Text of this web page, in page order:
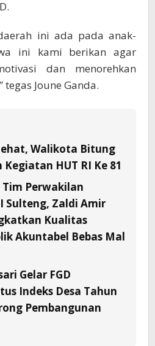
ini ada pada anak-
ini kami berikan agar
dan menorehkan
Joune Ganda.
Walikota Bitung
HUT RI Ke 81
Perwakilan
Sulteng, Zaldi Amir
Kualitas
Akuntabel Bebas Mal
Gelar FGD
Indeks Desa Tahun
Pembangunan